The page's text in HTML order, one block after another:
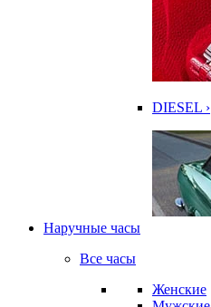
DIESEL ›
Наручные часы
Все часы
Женские